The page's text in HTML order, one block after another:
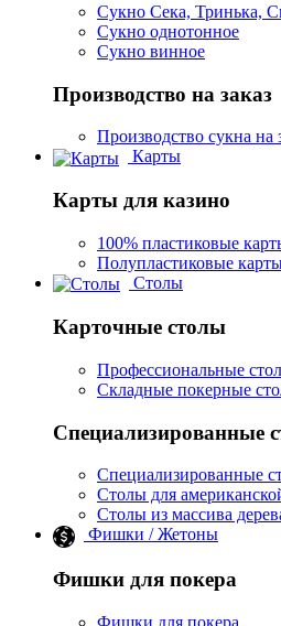
Сукно Сека, Тринька,
Сукно однотонное
Сукно винное
Производство на заказ
Производство сукна на
Карты
Карты для казино
100% пластиковые
Полупластиковые
Столы
Карточные столы
Профессиональные
Складные покерные
Специализированные
Специализированные
Столы для
Столы из массива
Фишки / Жетоны
Фишки для покера